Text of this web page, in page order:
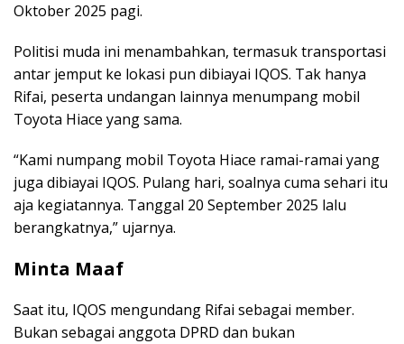
Oktober 2025 pagi.
Politisi muda ini menambahkan, termasuk transportasi
antar jemput ke lokasi pun dibiayai IQOS. Tak hanya
Rifai, peserta undangan lainnya menumpang mobil
Toyota Hiace yang sama.
“Kami numpang mobil Toyota Hiace ramai-ramai yang
juga dibiayai IQOS. Pulang hari, soalnya cuma sehari itu
aja kegiatannya. Tanggal 20 September 2025 lalu
berangkatnya,” ujarnya.
Minta Maaf
Saat itu, IQOS mengundang Rifai sebagai member.
Bukan sebagai anggota DPRD dan bukan